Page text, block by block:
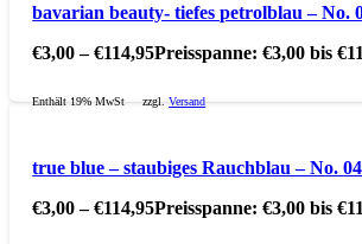
bavarian beauty- tiefes petrolblau – No.
€3,00 –€114,95Preisspanne: €3,00 bis
Enthält 19% MwSt zzgl.Versand
true blue – staubiges Rauchblau – No.
€3,00 –€114,95Preisspanne: €3,00 bis